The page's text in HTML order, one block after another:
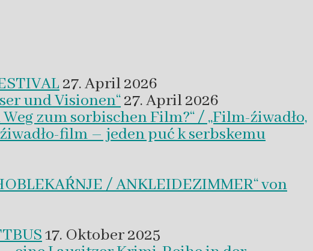
27. April 2026
und Visionen“27. April 2026
zum sorbischen Film?“ / „Film-źiwadło,
film – jeden puć k serbskemu
/ ANKLEIDEZIMMER“ von
17. Oktober 2025